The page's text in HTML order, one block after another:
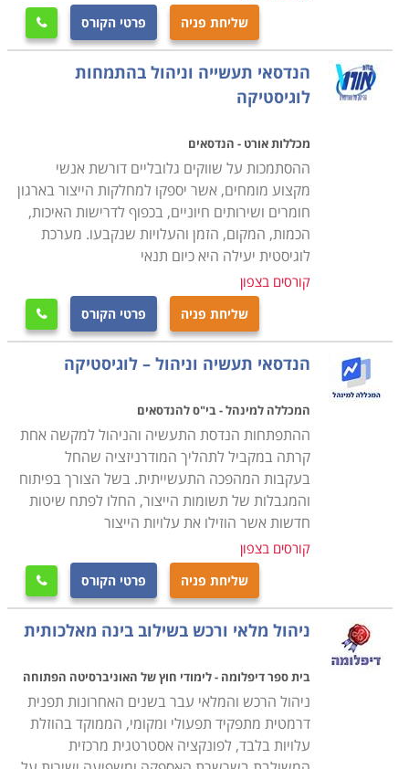
רקע בתחום, יוכל בסיום הקורס להיות מוכן לקראת עבודה
בתחום, כאשר ניתן כבר במהלך הקורס לנסות ולהשתלב
במחלקות הרכש של חברות מסוימות ולהתחיל לרכוש
ניסיון. קורס רכש ולוגיסטיקה מתקיים בכל רחבי הארץ: חיפה,
תל אביב , נתניה, כפר סבא ועוד מקומות רבים נוספים
שליחת פניה פרטי הקורס 
הנדסאי תעשייה וניהול בהתמחות
לוגיסטיקה
מכללות אורט - הנדסאים
ההסתמכות על שווקים גלובליים דורשת אנשי
מקצוע מומחים, אשר יספקו למחלקות הייצור בארגון
חומרים ושירותים חיוניים, בכפוף לדרישות האיכות,
הכמות, המקום, הזמן והעלויות שנקבעו. מערכת
לוגיסטית יעילה היא כיום תנאי
קורסים בצפון
שליחת פניה פרטי הקורס 
הנדסאי תעשיה וניהול – לוגיסטיקה
המכללה למינהל - בי"ס להנדסאים
ההתפתחות הנדסת התעשיה והניהול למקשה אחת
קרתה במקביל לתהליך המודרניזציה שהחל
בעקבות המהפכה התעשייתית. בשל הצורך בפיתוח
והמגבלות של תשומות הייצור, החלו לפתח שיטות
חדשות אשר הוזילו את עלויות הייצור
קורסים בצפון
שליחת פניה פרטי הקורס 
ניהול מלאי ורכש בשילוב בינה מאלכותית
בית ספר דיפלומה - לימודי חוץ של האוניברסיטה הפתוחה
ניהול הרכש והמלאי עבר בשנים האחרונות תפנית
דרמטית מתפקיד תפעולי ומקומי, הממוקד בהוזלת
עלויות בלבד, לפונקציה אסטרטגית מרכזית